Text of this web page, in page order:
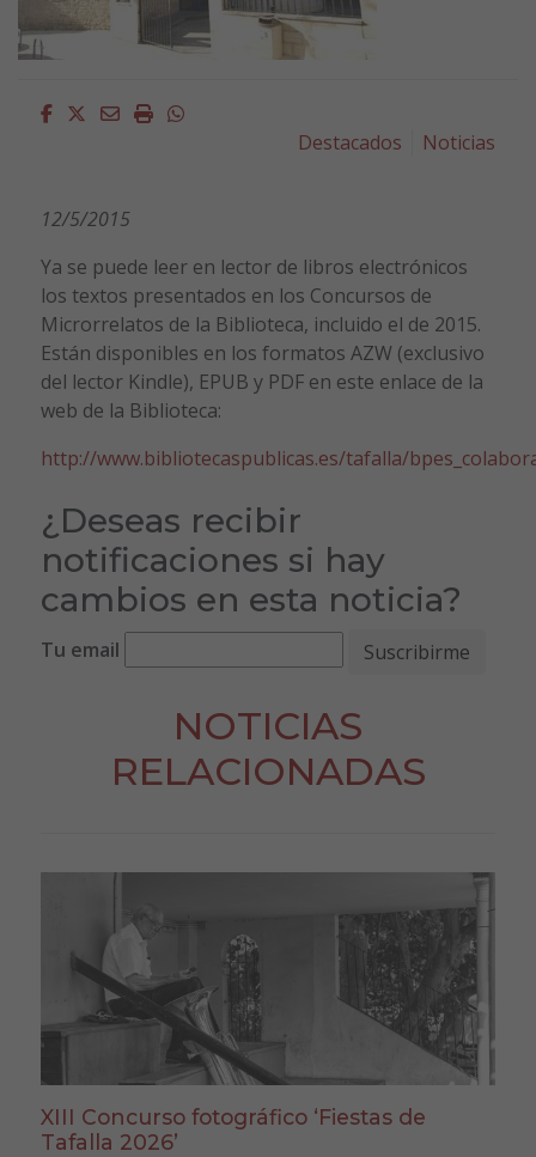
Facebook
Twitter
EmailImprimirWhatsapp
Destacados
Noticias
12/5/2015
Ya se puede leer en lector de libros electrónicos
los textos presentados en los Concursos de
Microrrelatos de la Biblioteca, incluido el de 2015.
Están disponibles en los formatos AZW (exclusivo
del lector Kindle), EPUB y PDF en este enlace de la
web de la Biblioteca:
http://www.bibliotecaspublicas.es/tafalla/
¿Deseas recibir
notificaciones si hay
cambios en esta noticia?
Tu email
NOTICIAS
RELACIONADAS
XIII Concurso fotográfico ‘Fiestas de
Tafalla 2026’